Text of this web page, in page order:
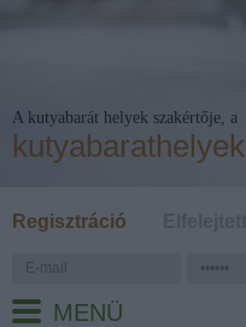
A kutyabarát helyek szakértője, a
kutyabarathelyek
Regisztráció
MENÜ